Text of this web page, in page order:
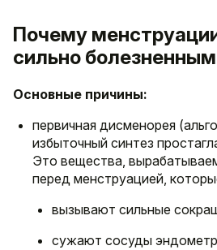
Почему
сильно
Основные причины:
первичная дисменорея
избыточный синтез
Это вещества,
перед менструацией,
вызывают сильные
сужают сосуды